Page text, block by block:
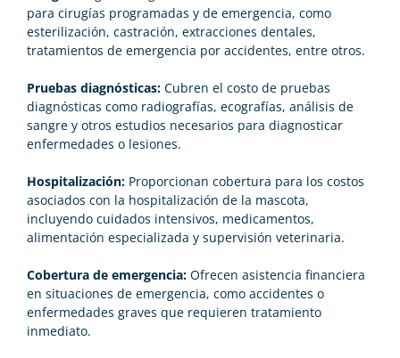
para cirugías programadas y de emergencia, como
esterilización, castración, extracciones dentales,
tratamientos de emergencia por accidentes, entre otros.
Pruebas diagnósticas: Cubren el costo de pruebas
diagnósticas como radiografías, ecografías, análisis de
sangre y otros estudios necesarios para diagnosticar
enfermedades o lesiones.
Hospitalización: Proporcionan cobertura para los costos
asociados con la hospitalización de la mascota,
incluyendo cuidados intensivos, medicamentos,
alimentación especializada y supervisión veterinaria.
Cobertura de emergencia: Ofrecen asistencia financiera
en situaciones de emergencia, como accidentes o
enfermedades graves que requieren tratamiento
inmediato.